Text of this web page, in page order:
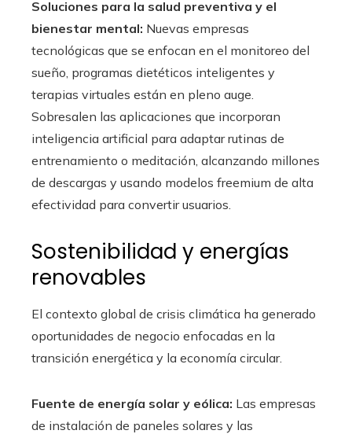
Soluciones para la salud preventiva y el
bienestar mental: Nuevas empresas
tecnológicas que se enfocan en el monitoreo del
sueño, programas dietéticos inteligentes y
terapias virtuales están en pleno auge.
Sobresalen las aplicaciones que incorporan
inteligencia artificial para adaptar rutinas de
entrenamiento o meditación, alcanzando millones
de descargas y usando modelos freemium de alta
efectividad para convertir usuarios.
Sostenibilidad y energías
renovables
El contexto global de crisis climática ha generado
oportunidades de negocio enfocadas en la
transición energética y la economía circular.
Fuente de energía solar y eólica: Las empresas
de instalación de paneles solares y las